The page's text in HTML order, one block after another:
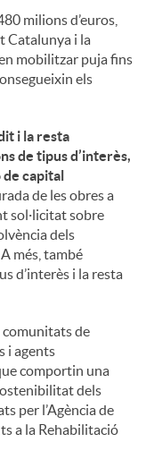
milions d’euros,
Catalunya i la
mobilitzar puja fins
els
i la resta
de tipus d’interès,
capital
de les obres a
sol·licitat sobre
dels
més, també
d’interès i la resta
comunitats de
i agents
comportin una
dels
per l’Agència de
a la Rehabilitació